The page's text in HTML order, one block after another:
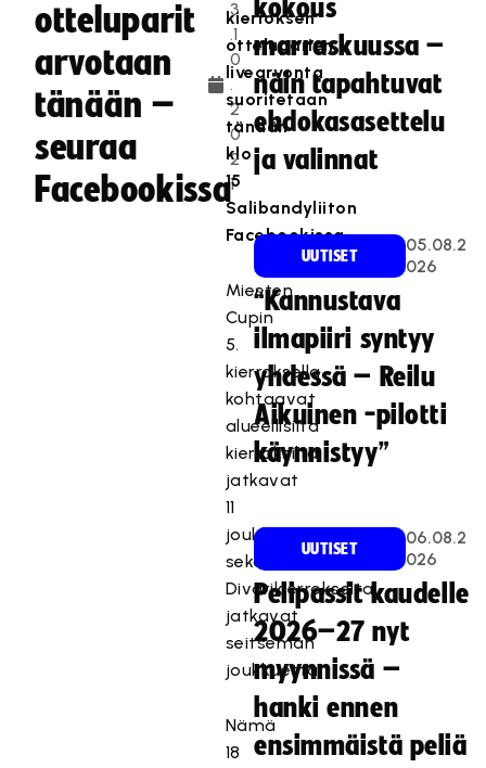
otteluparit
arvotaan
tänään –
seuraa
Facebookissa
3
.1
0
.
2
0
2
1
kierroksen
otteluparien
livearvonta
suoritetaan
tänään
klo
15
Salibandyliiton
Facebookissa.
Miesten
Cupin
5.
kierroksella
kohtaavat
alueellisilta
kierroksilta
jatkavat
11
joukkuetta,
sekä
Divarikierrokselta
jatkavat
seitsemän
joukkuetta.
Nämä
18
kokous
marraskuussa –
näin tapahtuvat
ehdokasasettelu
ja valinnat
UUTISET
05.08.2
026
“Kannustava
ilmapiiri syntyy
yhdessä – Reilu
Aikuinen -pilotti
käynnistyy”
UUTISET
06.08.2
026
Pelipassit kaudelle
2026–27 nyt
myynnissä –
hanki ennen
ensimmäistä peliä